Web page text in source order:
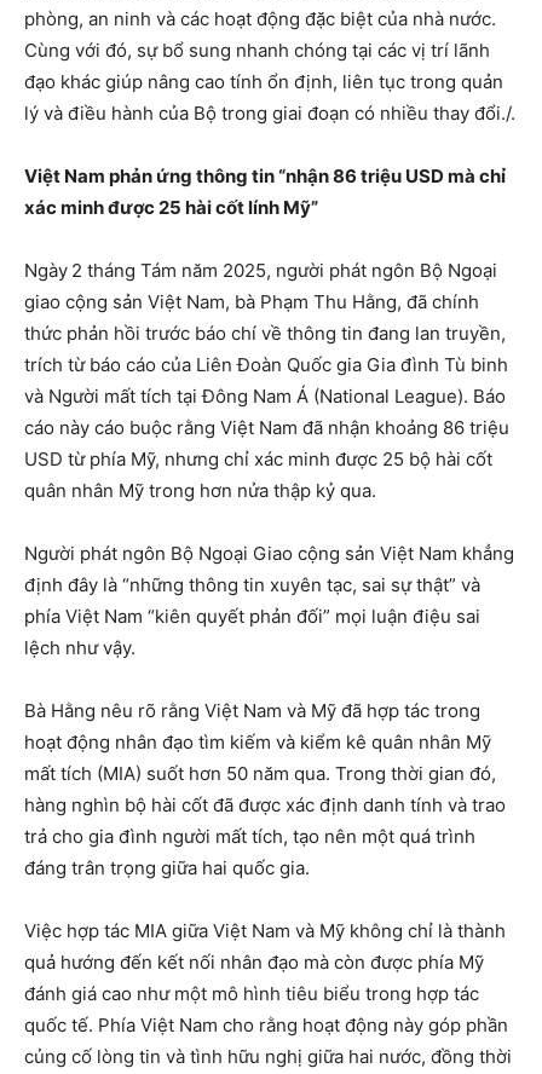
phòng, an ninh và các hoạt động đặc biệt của nhà nước.
Cùng với đó, sự bổ sung nhanh chóng tại các vị trí lãnh
đạo khác giúp nâng cao tính ổn định, liên tục trong quản
lý và điều hành của Bộ trong giai đoạn có nhiều thay đổi./.
Việt Nam phản ứng thông tin “nhận 86 triệu USD mà chỉ
xác minh được 25 hài cốt lính Mỹ”
Ngày 2 tháng Tám năm 2025, người phát ngôn Bộ Ngoại
giao cộng sản Việt Nam, bà Phạm Thu Hằng, đã chính
thức phản hồi trước báo chí về thông tin đang lan truyền,
trích từ báo cáo của Liên Đoàn Quốc gia Gia đình Tù binh
và Người mất tích tại Đông Nam Á (National League). Báo
cáo này cáo buộc rằng Việt Nam đã nhận khoảng 86 triệu
USD từ phía Mỹ, nhưng chỉ xác minh được 25 bộ hài cốt
quân nhân Mỹ trong hơn nửa thập kỷ qua.
Người phát ngôn Bộ Ngoại Giao cộng sản Việt Nam khẳng
định đây là “những thông tin xuyên tạc, sai sự thật” và
phía Việt Nam “kiên quyết phản đối” mọi luận điệu sai
lệch như vậy.
Bà Hằng nêu rõ rằng Việt Nam và Mỹ đã hợp tác trong
hoạt động nhân đạo tìm kiếm và kiểm kê quân nhân Mỹ
mất tích (MIA) suốt hơn 50 năm qua. Trong thời gian đó,
hàng nghìn bộ hài cốt đã được xác định danh tính và trao
trả cho gia đình người mất tích, tạo nên một quá trình
đáng trân trọng giữa hai quốc gia.
Việc hợp tác MIA giữa Việt Nam và Mỹ không chỉ là thành
quả hướng đến kết nối nhân đạo mà còn được phía Mỹ
đánh giá cao như một mô hình tiêu biểu trong hợp tác
quốc tế. Phía Việt Nam cho rằng hoạt động này góp phần
củng cố lòng tin và tình hữu nghị giữa hai nước, đồng thời